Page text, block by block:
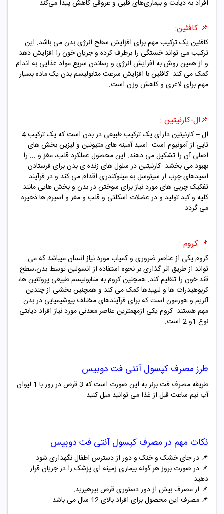
افراد به دیابت و بیماری‌های قلبی و عروقی کاهش پیدا می‌کند.
📌 کافئین:
کافئین یک ترکیب مهم برای افزایش سطح انرژی بدن می باشد. این
ترکیب می تواند خستگی را برطرف کرده و جریان خون را افزایش دهد
و از همین روش به افزایش انرژی و رساندن سریع مواد غذایی به اندام
کمک می کند. کافئین با افزایش سرعت متابولیسم بدن یک ماده بسیار
مهم برای لاغری و کاهش وزن است.
📌ال-کارنیتین :
ال – کارنیتین دارای یک ترکیب طبیعی در بدن است که یک ترکیب 4
تایی از آمونیوم است. اسید آمینه های متیونین و لیزین بخش های
اصلی آن را تشکیل می دهند. این محصول عملکرد قلب، مغز و ... را
بهبود می بخشد. کارنیتین در سلول های زنده ی بدن برای فرستادن
اسیدهای چرب از سیتوسل به میتوکندری اقدام می کند و در فرآیند
تفکیک چربی های مورد نیاز برای سوختن در بدن و بخش هایی مانند
کلیه و کبد تولید و در عضلات اسکلتی و قلب و مغز و اسپرم ها ذخیره
می گردد.
📌 کروم :
کروم یکی از عناصر ضروری و کمیاب مورد نیاز انسان میباشد که می
تواند از طریق اثر گذاری بر نحوه استفاده از انسولین توسط بدن،سطح
قند خون را تنظیم کند. همچنین کرومبه متابولیسم طبیعی پروتئین ها،
کربوهیدرات ها و لیپیدها کمک می کند و همچنین بخشی از چندین
آنزیم و هورمون است که برای فرآیندهای مختلف بیوشیمیایی در بدن
مهم هستند. کروم یکی ازمهمترین عناصر معدنی مورد نیاز افراد دیابتی
نوع 1و 2 است.
طرز مصرف کپسول آنتی فت دوبیس
طریقه مصرف فت برنر به این صورت است که 3 قرص در روز با 1 لیوان
آب نیم ساعت قبل از غذا می توانید میل کنید.
نکات مهم در مصرف کپسول آنتی فت دوبیس
📌 در جای خشک و خنک و دور از دسترس اطفال نگهداری شود.
📌 در صورت بروز هر گونه بیماری زمینه ای پزشک را در جریان قرار
دهید.
📌 از مصرف بیش از دوز دستوری قرص بپرهیزید.
📌 مصرف این محصول برای افراد بالای 12 سال می باشد.